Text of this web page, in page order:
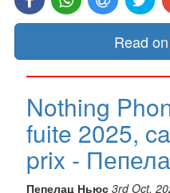
Read
Nothing
fuite 2025,
prix -
Пепелац Ньюс 3rd Oct,